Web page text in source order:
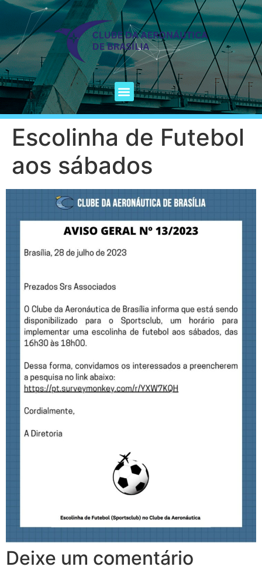
Escolinha de Futebol
aos sábados
Deixe um comentário